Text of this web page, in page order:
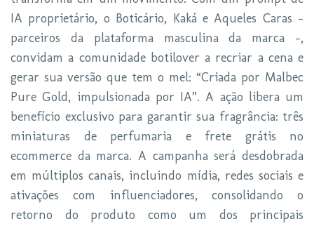
IA proprietário, o Boticário, Kaká e Aqueles Caras -
parceiros da plataforma masculina da marca -,
convidam a comunidade botilover a recriar a cena e
gerar sua versão que tem o mel: “Criada por Malbec
Pure Gold, impulsionada por IA”. A ação libera um
benefício exclusivo para garantir sua fragrância: três
miniaturas de perfumaria e frete grátis no
ecommerce da marca. A campanha será desdobrada
em múltiplos canais, incluindo mídia, redes sociais e
ativações com influenciadores, consolidando o
retorno do produto como um dos principais